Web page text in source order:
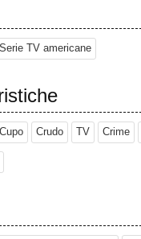
Serie TV americane
Cupo Crudo TV Crime